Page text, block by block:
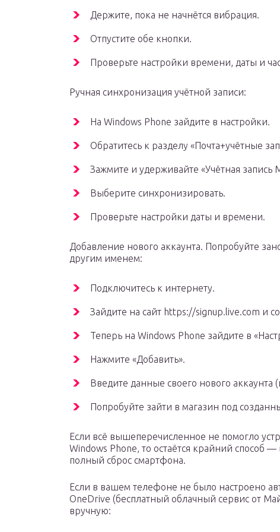
Держите, пока не начнётся вибрация.
Отпустите обе кнопки.
Проверьте настройки времени, даты и
Ручная синхронизация учётной записи:
На Windows Phone зайдите в настройки.
Обратитесь к разделу «Почта+учётные
Зажмите и удерживайте «Учётная запись
Выберите синхронизировать.
Проверьте настройки даты и времени.
Добавление нового аккаунта. Попробуйте
другим именем:
Подключитесь к интернету.
Зайдите на сайт https://signup.live.com и
Теперь на Windows Phone зайдите в
Нажмите «Добавить».
Введите данные своего нового аккаунта
Попробуйте зайти в магазин под
Если всё вышеперечисленное не помогло
Windows Phone, то остаётся крайний способ
полный сброс смартфона.
Если в вашем телефоне не было настроено
OneDrive (бесплатный облачный сервис от
вручную: